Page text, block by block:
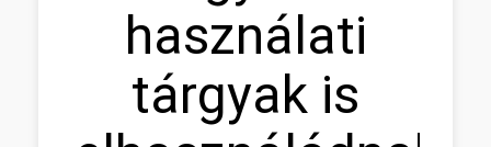
használati
tárgyak is